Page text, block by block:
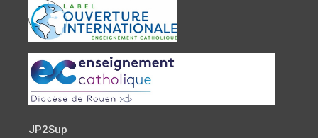
JP2Sup